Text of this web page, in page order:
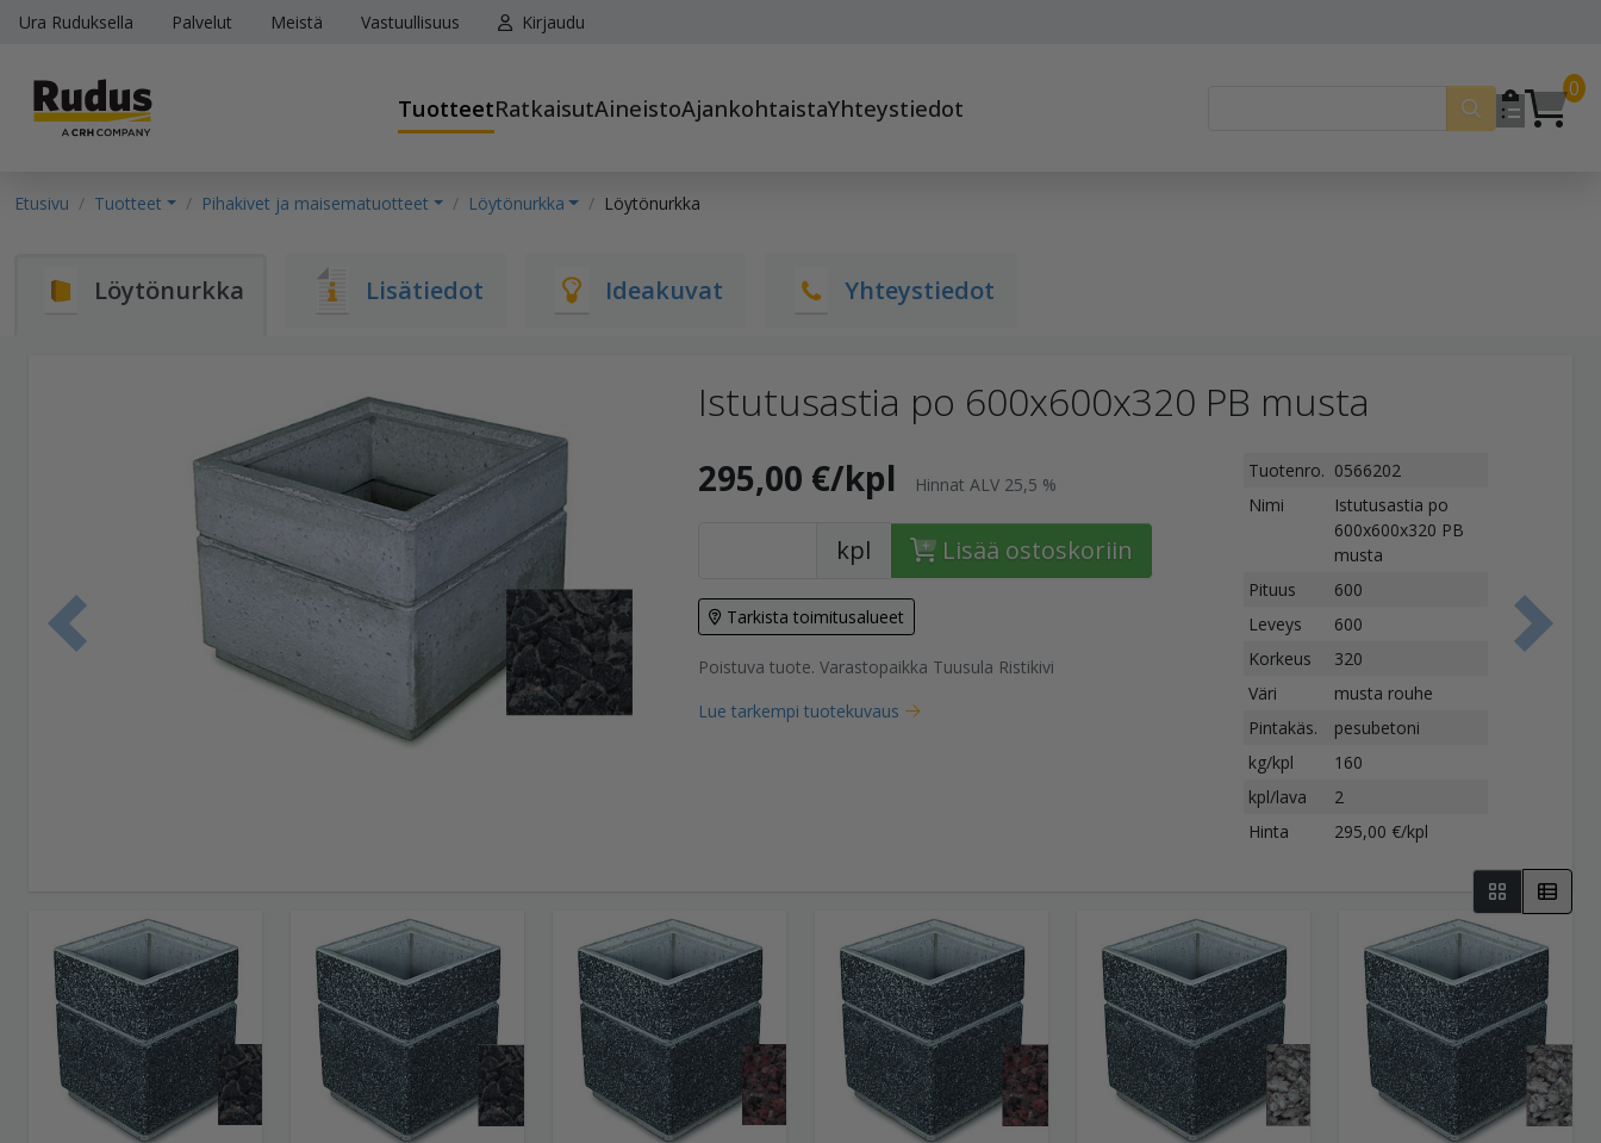
Ura Ruduksella Palvelut Meistä Vastuullisuus Kirjaudu
TuotteetRatkaisutAineistoAjankohtaistaYhteystiedot
0
Etusivu Tuotteet Pihakivet ja maisematuotteet Löytönurkka Löytönurkka
Löytönurkka Lisätiedot Ideakuvat Yhteystiedot
Edellinen tuote
Istutusastia po 600x600x320 PB musta
295,00 €/kpl Hinnat ALV 25,5 %
kpl Lisää ostoskoriin
Tarkista toimitusalueet
Poistuva tuote. Varastopaikka Tuusula Ristikivi
Lue tarkempi tuotekuvaus
Tuotenro. 0566202
Nimi
Istutusastia po
600x600x320 PB
musta
Pituus
600
Leveys
600
Korkeus
320
Väri
musta rouhe
Pintakäs.
pesubetoni
kg/kpl
160
kpl/lava
2
Hinta
295,00 €/kpl